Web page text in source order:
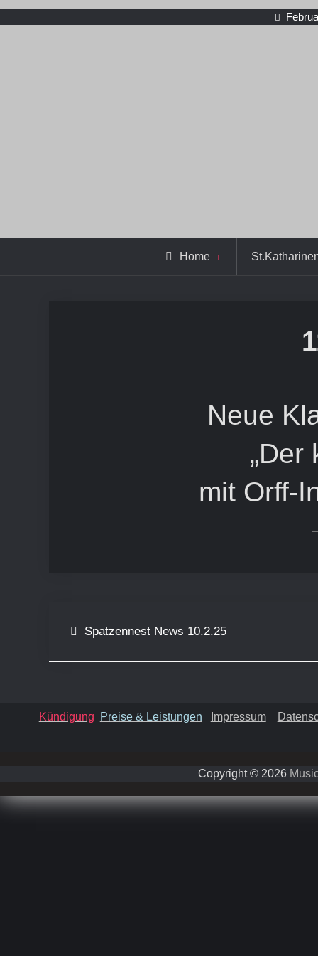
Home
Neue
„Der
mit Orff-
Beitragsnavigation
Spatzennest News 10.2.25
Kündigung Preise & Leistungen Impressum
Copyright © 2026